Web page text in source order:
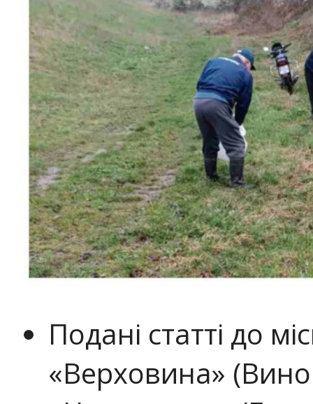
Подані статті до
«Верховина»